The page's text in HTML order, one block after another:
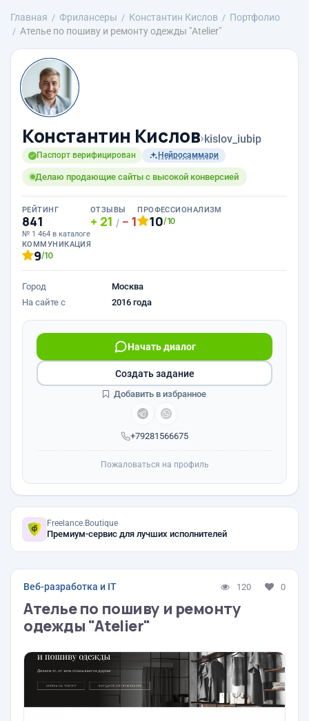
Главная Фрилансеры Константин Кислов
Портфолио
Ателье по пошиву и ремонту одежды "Atelier"
Константин Кислов›kislov_iubip
Паспорт верифицирован Нейросаммари
Делаю продающие сайты с высокой конверсией
РЕЙТИНГ
841
№ 1 464 в каталоге
ОТЗЫВЫ
21 / 1
ПРОФЕССИОНАЛИЗМ
10/10
КОММУНИКАЦИЯ
9/10
Город
Москва
На сайте с
2016 года
+79281566675
Начать диалог
Создать задание
Добавить в избранное
Пожаловаться на профиль
Freelance.Boutique
Премиум-сервис для лучших исполнителей
Веб-разработка и IT 120 0
Ателье по пошиву и ремонту
одежды "Atelier"